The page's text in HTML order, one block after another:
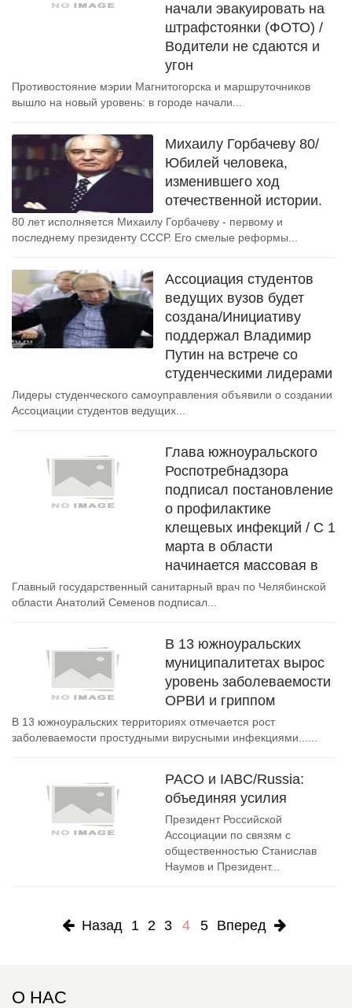
начали эвакуировать на
штрафстоянки (ФОТО) /
Водители не сдаются и
угон
Противостояние мэрии Магнитогорска и маршруточников
вышло на новый уровень: в городе начали...
Михаилу Горбачеву 80/
Юбилей человека,
изменившего ход
отечественной истории.
80 лет исполняется Михаилу Горбачеву - первому и
последнему президенту СССР. Его смелые реформы...
Ассоциация студентов
ведущих вузов будет
создана/Инициативу
поддержал Владимир
Путин на встрече со
студенческими лидерами
Лидеры студенческого самоуправления объявили о создании
Ассоциации студентов ведущих...
Глава южноуральского
Роспотребнадзора
подписал постановление
о профилактике
клещевых инфекций / С 1
марта в области
начинается массовая в
Главный государственный санитарный врач по Челябинской
области Анатолий Семенов подписал...
В 13 южноуральских
муниципалитетах вырос
уровень заболеваемости
ОРВИ и гриппом
В 13 южноуральских территориях отмечается рост
заболеваемости простудными вирусными инфекциями......
РАСО и IABC/Russia:
объединяя усилия
Президент Российской
Ассоциации по связям с
общественностью Станислав
Наумов и Президент...
Назад 1 2 3 4 5 Вперед
О НАС